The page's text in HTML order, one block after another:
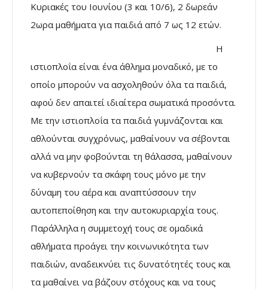
Κυριακές του Ιουνίου (3 και 10/6), 2 δωρεάν
2ωρα μαθήματα για παιδιά από 7 ως 12 ετών.
Η
ιστιοπλοΐα είναι ένα άθλημα μοναδικό, με το
οποίο μπορούν να ασχοληθούν όλα τα παιδιά,
αφού δεν απαιτεί ιδιαίτερα σωματικά προσόντα.
Με την ιστιοπλοΐα τα παιδιά γυμνάζονται και
αθλούνται συγχρόνως, μαθαίνουν να σέβονται
αλλά να μην φοβούνται τη θάλασσα, μαθαίνουν
να κυβερνούν τα σκάφη τους μόνο με την
δύναμη του αέρα και αναπτύσσουν την
αυτοπεποίθηση και την αυτοκυριαρχία τους.
Παράλληλα η συμμετοχή τους σε ομαδικά
αθλήματα προάγει την κοινωνικότητα των
παιδιών, αναδεικνύει τις δυνατότητές τους και
τα μαθαίνει να βάζουν στόχους και να τους